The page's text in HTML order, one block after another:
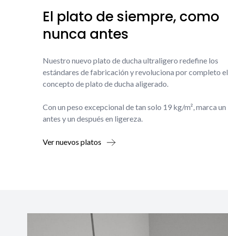
El plato de siempre, como
nunca antes
Nuestro nuevo plato de ducha ultraligero redefine los
estándares de fabricación y revoluciona por completo el
concepto de plato de ducha aligerado.
Con un peso excepcional de tan solo 19 kg/m², marca un
antes y un después en ligereza.
Ver nuevos platos